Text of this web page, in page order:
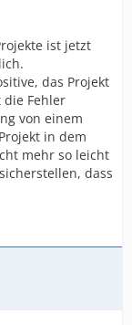
ist jetzt
das Projekt
Fehler
von einem
in dem
mehr so leicht
dass